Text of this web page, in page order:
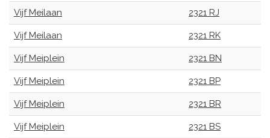
Vijf Meilaan 2321 RJ
Vijf Meilaan 2321 RK
Vijf Meiplein 2321 BN
Vijf Meiplein 2321 BP
Vijf Meiplein 2321 BR
Vijf Meiplein 2321 BS